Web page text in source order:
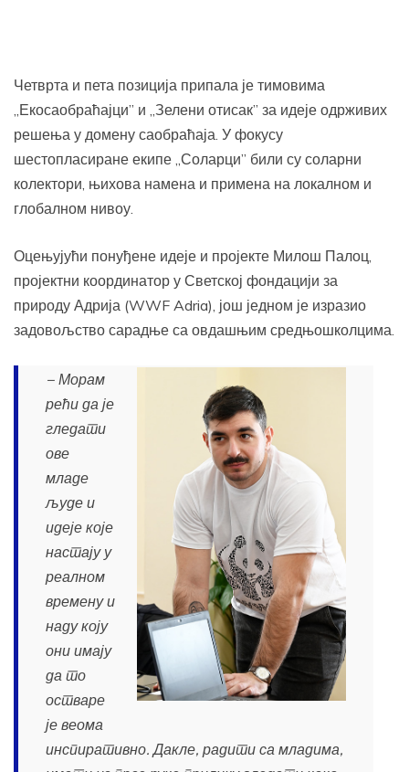
Четврта и пета позиција припала је тимовима
„Екосаобраћајци” и „Зелени отисак” за идеје одрживих
решења у домену саобраћаја. У фокусу
шестопласиране екипе „Соларци” били су соларни
колектори, њихова намена и примена на локалном и
глобалном нивоу.
Оцењујући понуђене идеје и пројекте Милош Палоц,
пројектни координатор у Светској фондацији за
природу Адрија (WWF Adria), још једном је изразио
задовољство сарадње са овдашњим средњошколцима.
− Морам
рећи да је
гледати
ове
младе
људе и
идеје које
настају у
реалном
времену и
наду коју
они имају
да то
остваре
је веома
инспиративно. Дакле, радити са младима,